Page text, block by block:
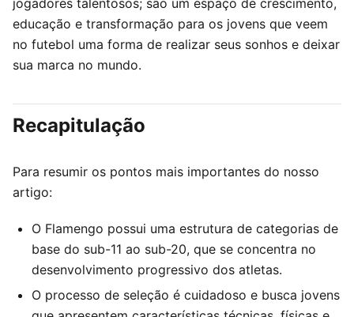
educação e transformação para os jovens que veem
no futebol uma forma de realizar seus sonhos e deixar
sua marca no mundo.
Recapitulação
Para resumir os pontos mais importantes do nosso
artigo:
O Flamengo possui uma estrutura de categorias de
base do sub-11 ao sub-20, que se concentra no
desenvolvimento progressivo dos atletas.
O processo de seleção é cuidadoso e busca jovens